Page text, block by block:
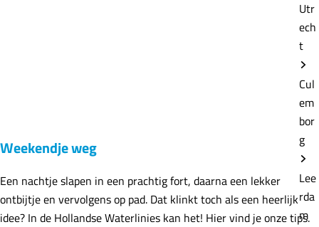
Utr
ech
t
Cul
em
bor
g
Lee
rda
m
Weekendje weg
Een nachtje slapen in een prachtig fort, daarna een lekker
ontbijtje en vervolgens op pad. Dat klinkt toch als een heerlijk
idee? In de Hollandse Waterlinies kan het! Hier vind je onze tips.